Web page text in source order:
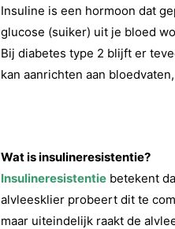
Insuline is een hormoon dat
glucose (suiker) uit je bloed
Bij diabetes type 2 blijft er
kan aanrichten aan
Wat is insulineresistentie?
Insulineresistentie betekent
alvleesklier probeert dit te
maar uiteindelijk raakt de